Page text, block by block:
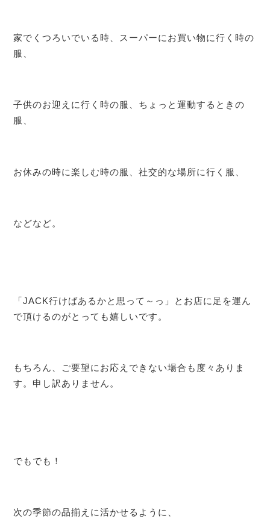
家でくつろいでいる時、スーパーにお買い物に行く時の
服、
子供のお迎えに行く時の服、ちょっと運動するときの
服、
お休みの時に楽しむ時の服、社交的な場所に行く服、
などなど。
「JACK行けばあるかと思って～っ」とお店に足を運ん
で頂けるのがとっても嬉しいです。
もちろん、ご要望にお応えできない場合も度々ありま
す。申し訳ありません。
でもでも！
次の季節の品揃えに活かせるように、